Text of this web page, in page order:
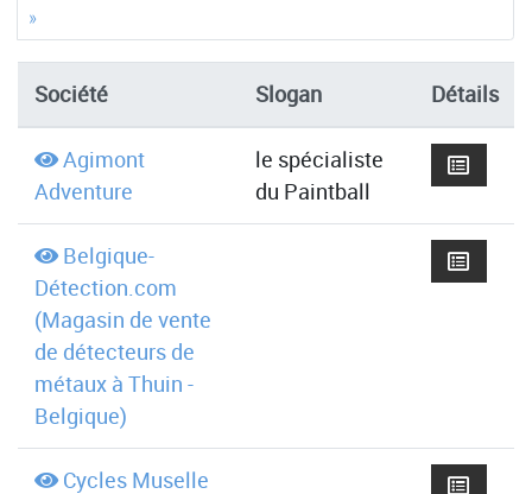
»
Société Slogan Détails
Agimont
Adventure
le spécialiste
du Paintball
Belgique-
Détection.com
(Magasin de vente
de détecteurs de
métaux à Thuin -
Belgique)
Cycles Muselle